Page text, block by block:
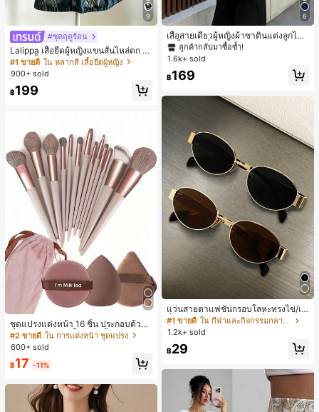
9
#ชุดฤดูร้อน
Lalippa เสื้อยืดผู้หญิงแขนสั้นไหล่ตก ค
อวีปกเสื้อ ลายพิมพ์ดิจิทัลลายทาง สไตล์
สปอร์ตแฟชั่นมินิมอล ของขวัญสำหรับเ
พื่อน
#1 ขายดี ใน หลากสี เสื้อยืดผู้หญิง
900+ sold
฿199
ชุดแปรงแต่งหน้า 16 ชิ้น ประกอบด้วยแ
ปรงแต่งหน้า 13 ชิ้น, ฟองน้ำแต่งหน้ารู
ปหยดน้ำ 1 ชิ้น, แปรงแป้งรองพื้นกลม 1
ชิ้น และฟองน้ำแต่งหน้ารูปสามเหลี่ยม
1 ชิ้น - ชุดคลาสสิก ทำจากขนสังเคราะ
ห์นุ่มและเป็นมิตรต่อผิว เหมาะสำหรับผู้
หญิงและเด็กผู้หญิง เหมาะสำหรับฤดูใบ
ไม้ร่วงและฤดูหนาว
#2 ขายดี ใน การแต่งหน้า ชุดแปรง
600+ sold
฿17 -11%
6
เสื้อสายเดี่ยวผู้หญิงผ้าซาตินแต่งลูกไม้
- เสื้อสายเดี่ยวฤดูร้อนสีคากีมีรอยผ่าด้า
นข้างที่น่าดึงดูดแบบสบายๆ
#1 ขายดี
ใน สีกากี เสื้อสตรี เสื้อเบลาส์ & Tee
ลูกค้ากลับมาซื้อซ้ำ!
#1 ขายดี
ลูกค้ากลับมาซื้อซ้ำ!
#1 ขายดี
ลูกค้ากลับมาซื้อซ้ำ!
#1 ขายดี
ใน สีกากี เสื้อสตรี เสื้อเบลาส์ & Tee
1.6k+ sold
฿169
แว่นสายตาแฟชั่นกรอบโลหะทรงไข่/เห
ลี่ยมสำหรับผู้หญิง (กรอบครึ่ง), เหมาะ
สำหรับใส่ในชีวิตประจำวันและกิจกรรม
#1 ขายดี
ใน กีฬาและกิจกรรมกลางแจ้ง
1.2k+ sold
฿29